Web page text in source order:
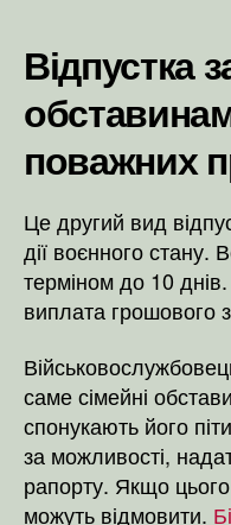
Відпустка
поважних
Це другий вид
дії воєнного
терміном до 10
виплата грошового
саме сімейні
спонукають його
за можливості,
рапорту. Якщо цього
можуть відмовити.